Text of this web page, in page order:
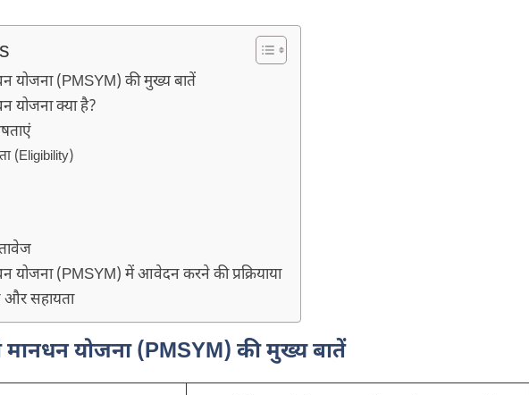
योजना (PMSYM) की मुख्य बातें
योजना क्या है?
(Eligibility)
योजना (PMSYM) में आवेदन करने की प्रक्रियाया
और सहायता
मानधन योजना (PMSYM) की मुख्य बातें